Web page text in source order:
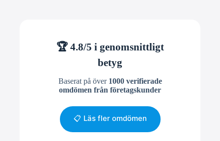
🏆 4.8/5 i genomsnittligt
betyg
Baserat på över 1000 verifierade
omdömen från företagskunder
📋 Läs fler omdömen